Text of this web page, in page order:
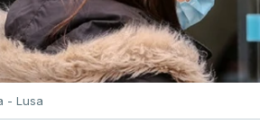
- Lusa